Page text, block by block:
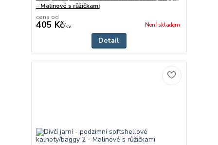
- Malinové s růžičkami
cena od
405 Kč/ks Není skladem
Detail